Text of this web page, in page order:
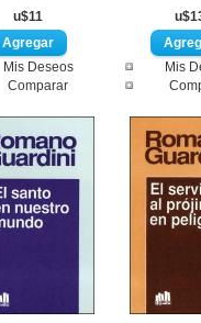
u$11
Mis Deseos
Comparar
Mis